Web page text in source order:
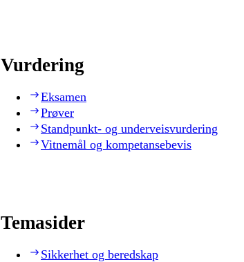
Vurdering
Eksamen
Prøver
Standpunkt- og underveisvurdering
Vitnemål og kompetansebevis
Temasider
Sikkerhet og beredskap